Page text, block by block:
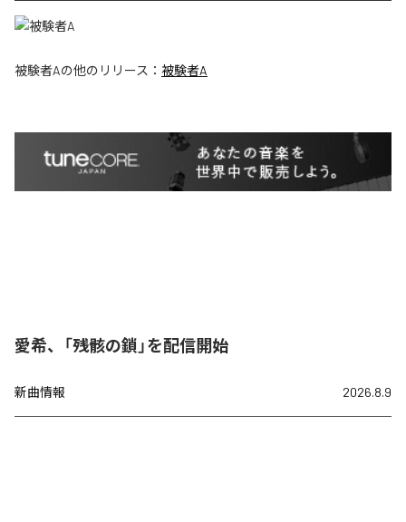
被験者Aの他のリリース： 被験者A
愛希、「残骸の鎖」を配信開始
新曲情報 2026.8.9